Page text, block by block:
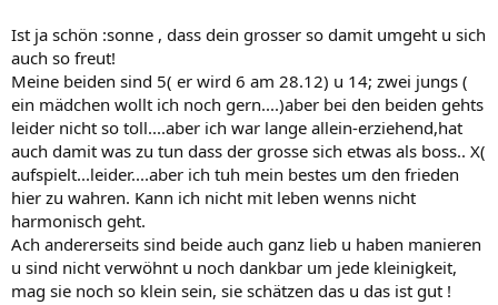
Ist ja schön :sonne , dass dein grosser so damit umgeht u sich
auch so freut!
Meine beiden sind 5( er wird 6 am 28.12) u 14; zwei jungs (
ein mädchen wollt ich noch gern....)aber bei den beiden gehts
leider nicht so toll....aber ich war lange allein-erziehend,hat
auch damit was zu tun dass der grosse sich etwas als boss.. X(
aufspielt...leider....aber ich tuh mein bestes um den frieden
hier zu wahren. Kann ich nicht mit leben wenns nicht
harmonisch geht.
Ach andererseits sind beide auch ganz lieb u haben manieren
u sind nicht verwöhnt u noch dankbar um jede kleinigkeit,
mag sie noch so klein sein, sie schätzen das u das ist gut !